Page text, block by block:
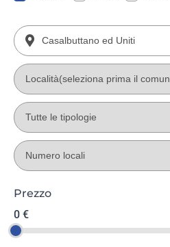
Prezzo
0 €